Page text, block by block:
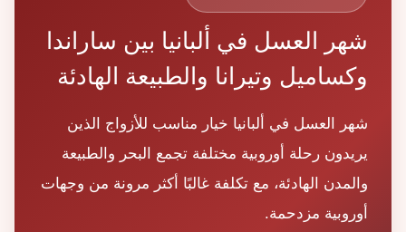
شهر العسل في ألبانيا بين ساراندا
وكساميل وتيرانا والطبيعة الهادئة
شهر العسل في ألبانيا خيار مناسب للأزواج الذين
يريدون رحلة أوروبية مختلفة تجمع البحر والطبيعة
والمدن الهادئة، مع تكلفة غالبًا أكثر مرونة من وجهات
أوروبية مزدحمة.